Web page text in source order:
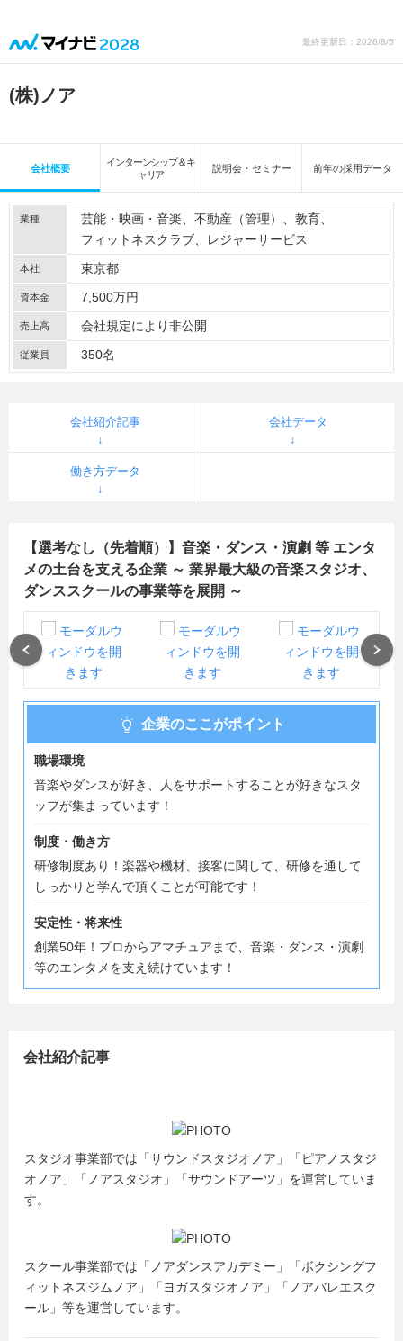
最終更新日：2026/8/5
(株)ノア
会社概要
インターンシップ＆キ
ャリア
説明会・セミナー 前年の採用データ
業種 芸能・映画・音楽 不動産（管理）
教育
フィットネスクラブ
レジャーサービス
本社 東京都
資本金 7,500万円
売上高 会社規定により非公開
従業員 350名
会社紹介記事 会社データ
働き方データ
【選考なし（先着順）】音楽・ダンス・演劇 等 エンタ
メの土台を支える企業 ～ 業界最大級の音楽スタジオ、
ダンススクールの事業等を展開 ～
企業のここがポイント
職場環境
音楽やダンスが好き、人をサポートすることが好きなスタ
ッフが集まっています！
制度・働き方
研修制度あり！楽器や機材、接客に関して、研修を通して
しっかりと学んで頂くことが可能です！
安定性・将来性
創業50年！プロからアマチュアまで、音楽・ダンス・演劇
等のエンタメを支え続けています！
会社紹介記事
スタジオ事業部では「サウンドスタジオノア」「ピアノスタジ
オノア」「ノアスタジオ」「サウンドアーツ」を運営していま
す。
スクール事業部では「ノアダンスアカデミー」「ボクシングフ
ィットネスジムノア」「ヨガスタジオノア」「ノアバレエスク
ール」等を運営しています。